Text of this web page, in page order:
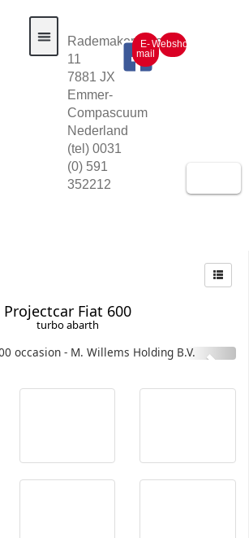
Rademakerstraat
11
7881 JX
Emmer-
Compascuum
Nederland
(tel) 0031
(0) 591
352212
E-
mail
Webshop